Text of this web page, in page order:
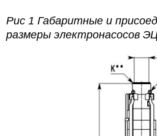
Рис 1 Габаритные и
размеры электронасосов